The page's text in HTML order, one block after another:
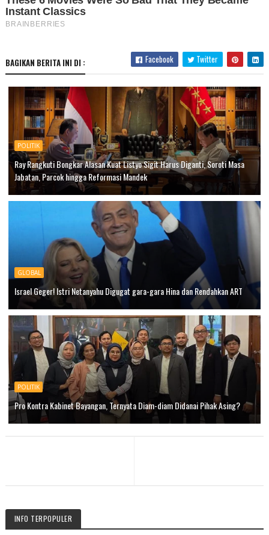
BAGIKAN BERITA INI DI : Facebook Twitter
POLITIK
Ray Rangkuti Bongkar Alasan Kuat Listyo Sigit Harus Diganti, Soroti Masa
Jabatan, Parcok hingga Reformasi Mandek
GLOBAL
Israel Geger! Istri Netanyahu Digugat gara-gara Hina dan Rendahkan ART
POLITIK
Pro Kontra Kabinet Bayangan, Ternyata Diam-diam Didanai Pihak Asing?
INFO TERPOPULER